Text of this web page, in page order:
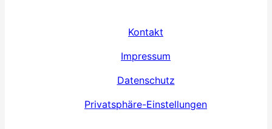
Kontakt
Impressum
Datenschutz
Privatsphäre-Einstellungen